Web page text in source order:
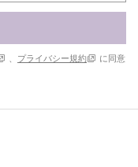
プライバシー規約
に同意